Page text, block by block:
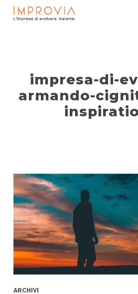
Skip
impresa-di-
armando-
ARCHIVI